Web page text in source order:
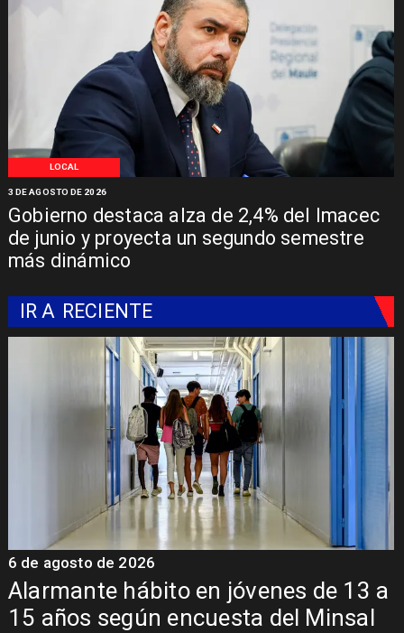
LOCAL
Gobierno destaca alza de 2,4% del Imacec
de junio y proyecta un segundo semestre
más dinámico
3 DE AGOSTO DE 2026
IR A RECIENTE
Alarmante hábito en jóvenes de 13 a
15 años según encuesta del Minsal
6 de agosto de 2026